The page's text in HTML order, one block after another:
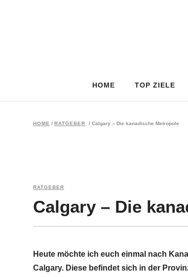
HOME TOP ZIELE
HOME / RATGEBER / Calgary – Die kanadische Metropole
RATGEBER
Calgary – Die
Heute möchte ich euch einmal nach
Calgary. Diese befindet sich in der